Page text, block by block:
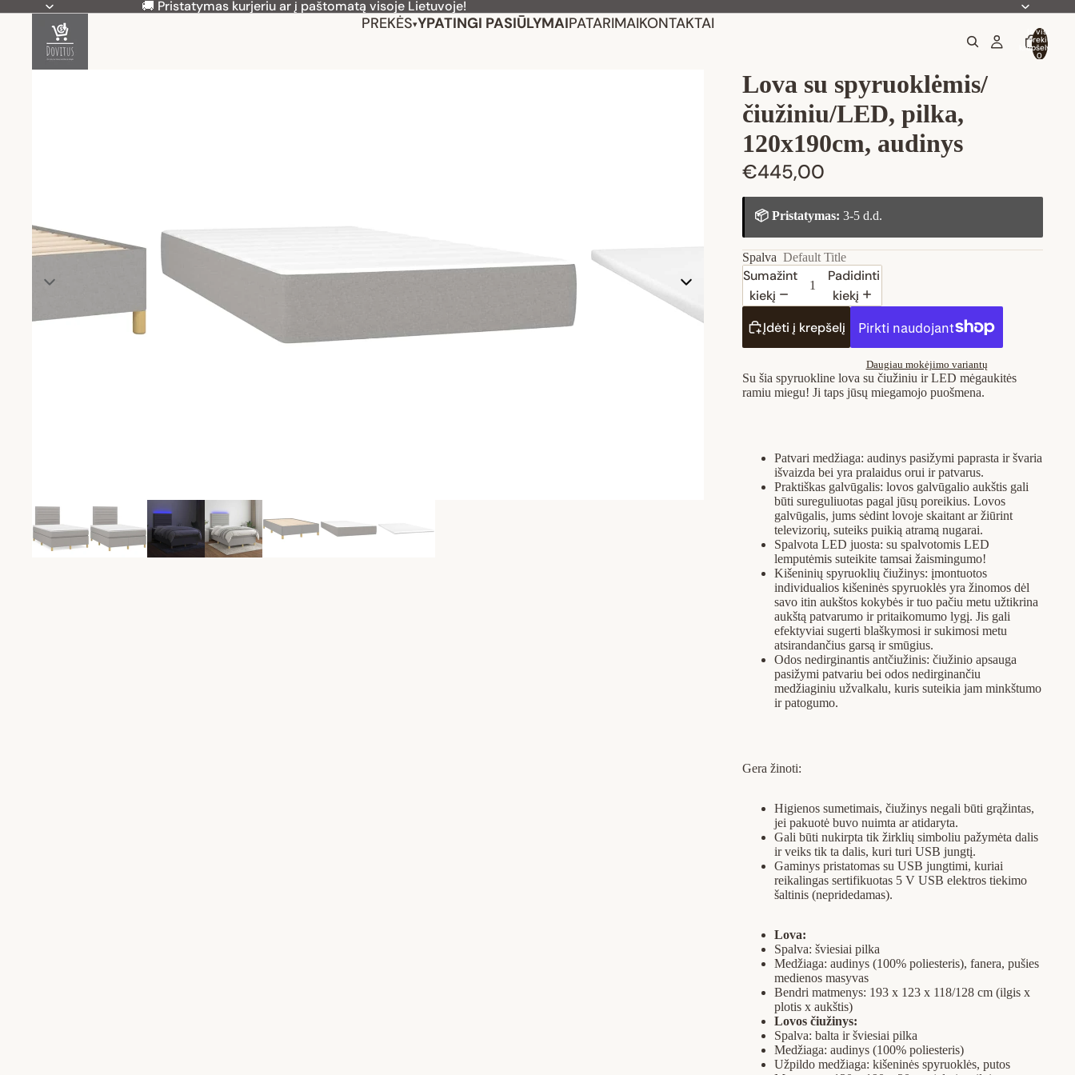
🚚 Pristatymas kurjeriu ar į paštomatą visoje Lietuvoje!
PREKĖS▾YPATINGI PASIŪLYMAIPATARIMAIKONTAKTAI Iš viso
prekių
krepšelyje:
0
Lova su spyruoklėmis/
čiužiniu/LED, pilka,
120x190cm, audinys
€445,00
📦 Pristatymas: 3-5 d.d.
Spalva Default Title
Sumažinti
kiekį
Padidinti
kiekį
Įdėti į krepšelį
Daugiau mokėjimo variantų
Su šia spyruokline lova su čiužiniu ir LED mėgaukitės
ramiu miegu! Ji taps jūsų miegamojo puošmena.
Patvari medžiaga: audinys pasižymi paprasta ir švaria
išvaizda bei yra pralaidus orui ir patvarus.
Praktiškas galvūgalis: lovos galvūgalio aukštis gali
būti sureguliuotas pagal jūsų poreikius. Lovos
galvūgalis, jums sėdint lovoje skaitant ar žiūrint
televizorių, suteiks puikią atramą nugarai.
Spalvota LED juosta: su spalvotomis LED
lemputėmis suteikite tamsai žaismingumo!
Kišeninių spyruoklių čiužinys: įmontuotos
individualios kišeninės spyruoklės yra žinomos dėl
savo itin aukštos kokybės ir tuo pačiu metu užtikrina
aukštą patvarumo ir pritaikomumo lygį. Jis gali
efektyviai sugerti blaškymosi ir sukimosi metu
atsirandančius garsą ir smūgius.
Odos nedirginantis antčiužinis: čiužinio apsauga
pasižymi patvariu bei odos nedirginančiu
medžiaginiu užvalkalu, kuris suteikia jam minkštumo
ir patogumo.
Gera žinoti:
Higienos sumetimais, čiužinys negali būti grąžintas,
jei pakuotė buvo nuimta ar atidaryta.
Gali būti nukirpta tik žirklių simboliu pažymėta dalis
ir veiks tik ta dalis, kuri turi USB jungtį.
Gaminys pristatomas su USB jungtimi, kuriai
reikalingas sertifikuotas 5 V USB elektros tiekimo
šaltinis (nepridedamas).
Lova:
Spalva: šviesiai pilka
Medžiaga: audinys (100% poliesteris), fanera, pušies
medienos masyvas
Bendri matmenys: 193 x 123 x 118/128 cm (ilgis x
plotis x aukštis)
Lovos čiužinys:
Spalva: balta ir šviesiai pilka
Medžiaga: audinys (100% poliesteris)
Užpildo medžiaga: kišeninės spyruoklės, putos